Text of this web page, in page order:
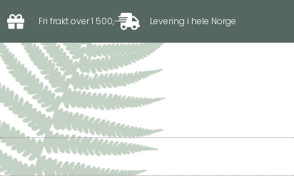
Fri frakt over 1 500,- Levering i hele Norge